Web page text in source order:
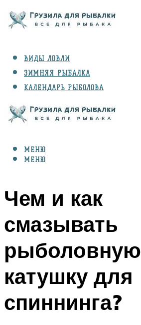
ВИДЫ ЛОВЛИ
ЗИМНЯЯ РЫБАЛКА
КАЛЕНДАРЬ РЫБОЛОВА
СНАРЯЖЕНИЕ
МЕНЮ
МЕНЮ
Чем и как
смазывать
рыболовную
катушку для
спиннинга?